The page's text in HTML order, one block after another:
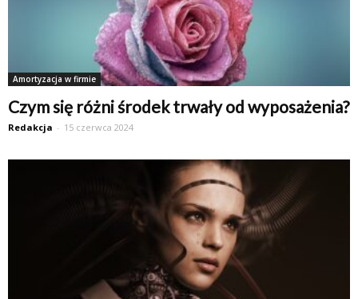
Amortyzacja w firmie
Czym się różni środek trwały od wyposażenia?
Redakcja - 15 czerwca 2024